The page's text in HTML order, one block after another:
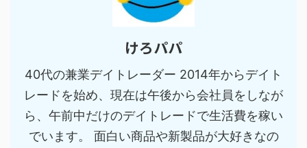
けろパパ
40代の兼業デイトレーダー 2014年からデイト
レードを始め、現在は午後から会社員をしなが
ら、午前中だけのデイトレードで生活費を稼い
でいます。 面白い商品や新製品が大好きなの